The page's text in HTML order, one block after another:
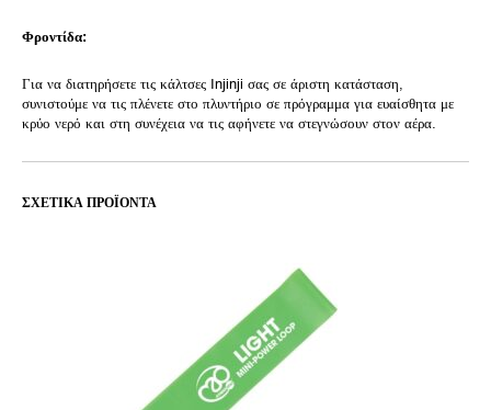
Φροντίδα:
Για να διατηρήσετε τις κάλτσες Injinji σας σε άριστη κατάσταση,
συνιστούμε να τις πλένετε στο πλυντήριο σε πρόγραμμα για ευαίσθητα με
κρύο νερό και στη συνέχεια να τις αφήνετε να στεγνώσουν στον αέρα.
ΣΧΕΤΙΚΆ ΠΡΟΪΌΝΤΑ